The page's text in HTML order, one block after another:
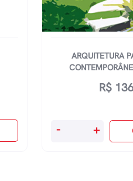
ARQUITETURA
R$
Arquitetura
- +